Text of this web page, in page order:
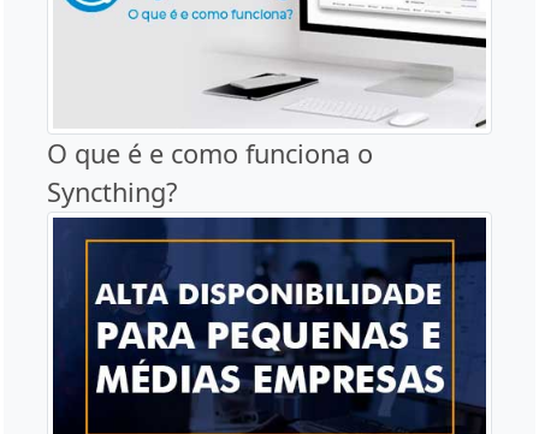
O que é e como funciona o
Syncthing?